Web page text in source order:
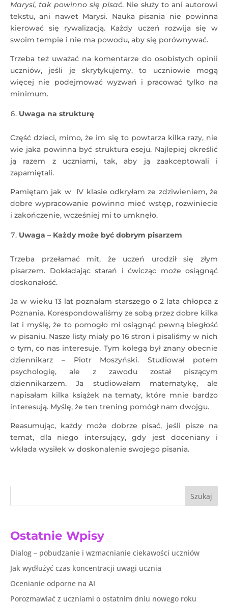
Marysi, tak powinno się pisać. Nie służy to ani autorowi
tekstu, ani nawet Marysi. Nauka pisania nie powinna
kierować się rywalizacją. Każdy uczeń rozwija się w
swoim tempie i nie ma powodu, aby się porównywać.
Trzeba też uważać na komentarze do osobistych opinii
uczniów, jeśli je skrytykujemy, to uczniowie mogą
więcej nie podejmować wyzwań i pracować tylko na
minimum.
Uwaga na strukturę
Część dzieci, mimo, że im się to powtarza kilka razy, nie
wie jaka powinna być struktura eseju. Najlepiej określić
ją razem z uczniami, tak, aby ją zaakceptowali i
zapamiętali.
Pamiętam jak w IV klasie odkryłam ze zdziwieniem, że
dobre wypracowanie powinno mieć wstęp, rozwiniecie
i zakończenie, wcześniej mi to umknęło.
Uwaga – Każdy może być dobrym pisarzem
Trzeba przełamać mit, że uczeń urodził się złym
pisarzem. Dokładając starań i ćwicząc może osiągnąć
doskonałość.
Ja w wieku 13 lat poznałam starszego o 2 lata chłopca z
Poznania. Korespondowaliśmy ze sobą przez dobre kilka
lat i myślę, że to pomogło mi osiągnąć pewną biegłość
w pisaniu. Nasze listy miały po 16 stron i pisaliśmy w nich
o tym, co nas interesuje. Tym kolegą był znany obecnie
dziennikarz – Piotr Moszyński. Studiował potem
psychologię, ale z zawodu został piszącym
dziennikarzem. Ja studiowałam matematykę, ale
napisałam kilka książek na tematy, które mnie bardzo
interesują. Myślę, że ten trening pomógł nam dwojgu.
Reasumując, każdy może dobrze pisać, jeśli pisze na
temat, dla niego intersujący, gdy jest doceniany i
wkłada wysiłek w doskonalenie swojego pisania.
Szukaj
Ostatnie Wpisy
Dialog – pobudzanie i wzmacnianie ciekawości uczniów
Jak wydłużyć czas koncentracji uwagi ucznia
Ocenianie odporne na AI
Porozmawiać z uczniami o ostatnim dniu nowego roku